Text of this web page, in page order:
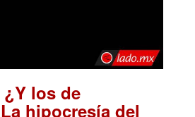
los de
hipocresía del